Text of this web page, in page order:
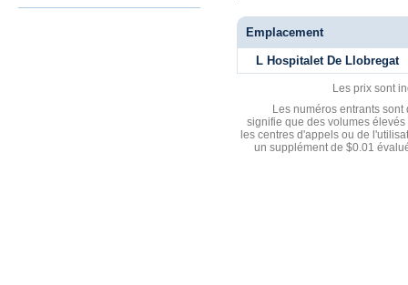
Emplacement
L Hospitalet De Llobregat
Les prix sont
Les numéros entrants
signifie que des volumes
les centres d'appels ou de
un supplément de $0.01